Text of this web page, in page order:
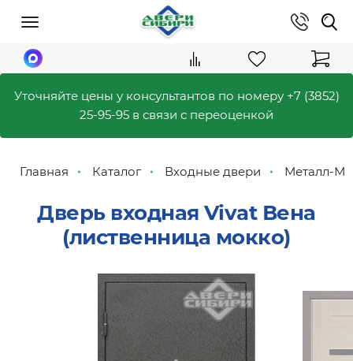
Уточняйте цены у консультантов по номеру +7 (3852)
25-95-95 в связи с переоценкой
Главная Каталог Входные двери Металл-М
Дверь входная Vivat Вена
(лиственница мокко)